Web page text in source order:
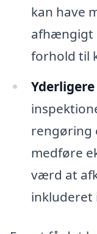
kan have
afhængigt
forhold til
rengøring
medføre
værd at
inkluderet